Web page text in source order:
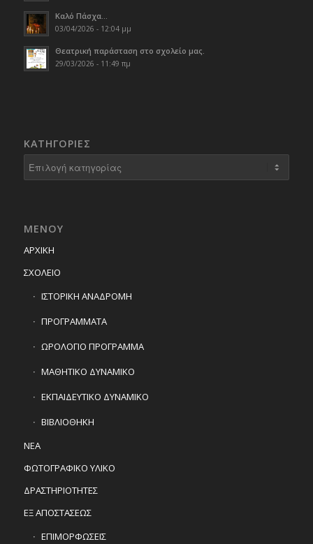
Καλό Πάσχα…
03/04/2026 - 12:04 μμ
Θεατρική παράσταση στο σχολείο μας.
29/03/2026 - 11:49 πμ
KΑΤΗΓΟΡΊΕΣ
ΜΕΝΟΥ
ΑΡΧΙΚΗ
ΣΧΟΛΕΙΟ
ΙΣΤΟΡΙΚΗ ΑΝΑΔΡΟΜΗ
ΠΡΟΓΡΑΜΜΑΤΑ
ΩΡΟΛΟΓΙΟ ΠΡΟΓΡΑΜΜΑ
ΜΑΘΗΤΙΚΟ ΔΥΝΑΜΙΚΟ
ΕΚΠΑΙΔΕΥΤΙΚΟ ΔΥΝΑΜΙΚΟ
ΒΙΒΛΙΟΘΗΚΗ
ΝΕΑ
ΦΩΤΟΓΡΑΦΙΚΟ ΥΛΙΚΟ
ΔΡΑΣΤΗΡΙΟΤΗΤΕΣ
ΕΞ ΑΠΟΣΤΑΣΕΩΣ
ΕΠΙΜΟΡΦΩΣΕΙΣ